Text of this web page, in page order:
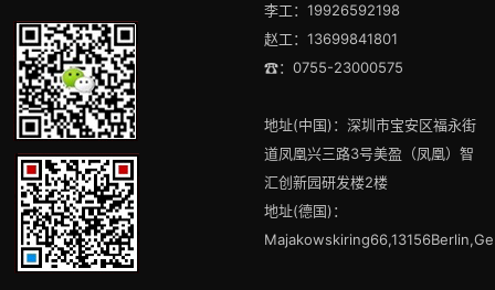
李工：19926592198
赵工：13699841801
☎：0755-23000575
地址(中国)：深圳市宝安区福永街
道凤凰兴三路3号美盈（凤凰）智
汇创新园研发楼2楼
地址(德国)：